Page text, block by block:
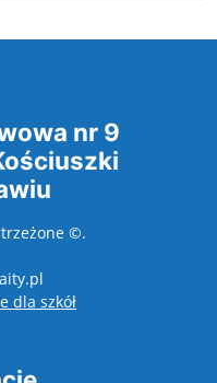
nr 9
©.
dla szkółotwiera się w